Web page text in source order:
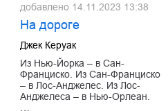
добавлено 14.11.2023 13:38
На дороге
Джек Керуак
Из Нью-Йорка – в Сан-
Франциско. Из Сан-Франциско
– в Лос-Анджелес. Из Лос-
Анджелеса – в Нью-Орлеан.